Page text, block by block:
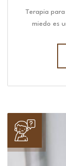
Terapia
miedo es